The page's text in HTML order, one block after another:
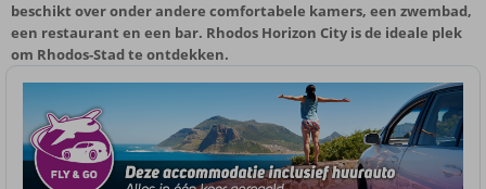
beschikt over onder andere comfortabele kamers, een zwembad,
een restaurant en een bar. Rhodos Horizon City is de ideale plek
om Rhodos-Stad te ontdekken.